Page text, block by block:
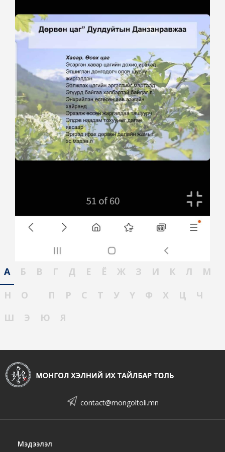
А Б В Г Д Е Ё Ж З И К Л
М
Н
О П Р С Т У Ү Ф Х Ц
Ч
Ш
Э Ю Я
contact@mongoltoli.mn
Мэдээлэл